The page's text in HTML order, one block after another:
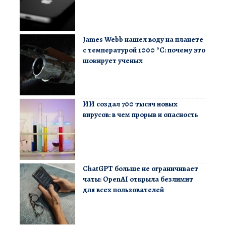
James Webb нашел воду на планете
с температурой 1000 °C: почему это
шокирует ученых
ИИ создал 700 тысяч новых
вирусов: в чем прорыв и опасность
ChatGPT больше не ограничивает
чаты: OpenAI открыла безлимит
для всех пользователей